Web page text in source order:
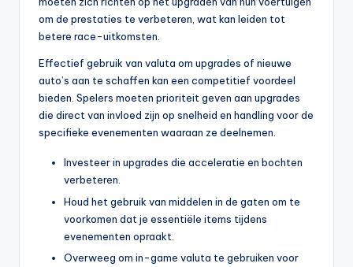
om de prestaties te verbeteren, wat kan leiden tot
betere race-uitkomsten.
Effectief gebruik van valuta om upgrades of nieuwe
auto’s aan te schaffen kan een competitief voordeel
bieden. Spelers moeten prioriteit geven aan upgrades
die direct van invloed zijn op snelheid en handling voor de
specifieke evenementen waaraan ze deelnemen.
Investeer in upgrades die acceleratie en bochten
verbeteren.
Houd het gebruik van middelen in de gaten om te
voorkomen dat je essentiële items tijdens
evenementen opraakt.
Overweeg om in-game valuta te gebruiken voor